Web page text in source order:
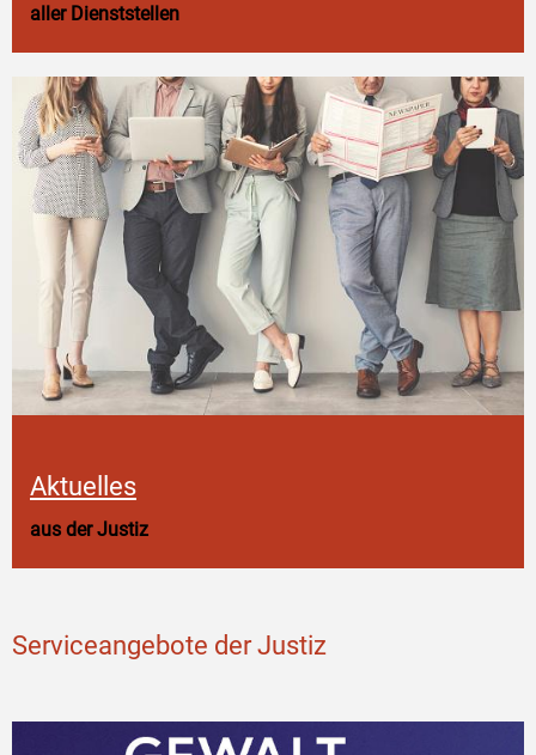
aller Dienststellen
Aktuelles
aus der Justiz
Serviceangebote der Justiz